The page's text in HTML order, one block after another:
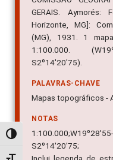
Alternar alto contraste
GERAIS. Aymorés:
Horizonte, MG]:
(MG), 1931. 1
1:100.000.
S2º14'20'75).
PALAVRAS-CHAVE
Mapas topográficos -
NOTAS
S2º14'20'75;